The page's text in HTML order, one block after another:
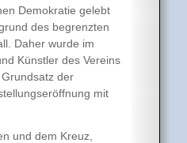
Demokratie gelebt
des begrenzten
Daher wurde im
Künstler des Vereins
der
mit
und dem Kreuz,